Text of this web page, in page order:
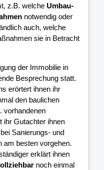
z.B. welche Umbau-
notwendig oder
auch, welche
sie in Betracht
der Immobilie in
Besprechung statt.
erörtert ihnen ihr
den baulichen
vorhandenen
ihr Gutachter ihnen
Sanierungs- und
am besten vorgehen.
erklärt ihnen
noch einmal